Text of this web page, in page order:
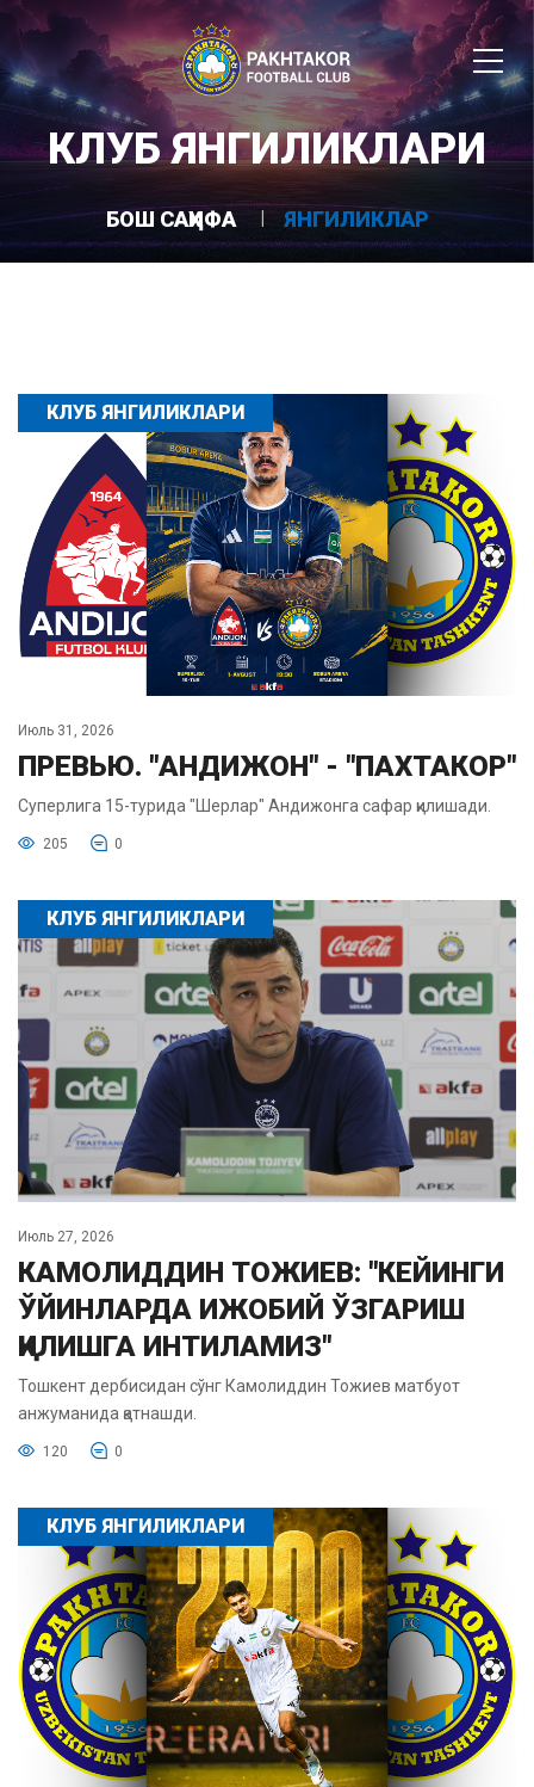
КЛУБ ЯНГИЛИКЛАРИ
БОШ САҲИФА ЯНГИЛИКЛАР
КЛУБ ЯНГИЛИКЛАРИ
Июль 31, 2026
ПРЕВЬЮ. "АНДИЖОН" - "ПАХТАКОР"
Суперлига 15-турида "Шерлар" Андижонга сафар қилишади.
205 0
КЛУБ ЯНГИЛИКЛАРИ
Июль 27, 2026
КАМОЛИДДИН ТОЖИЕВ: "КЕЙИНГИ
ЎЙИНЛАРДА ИЖОБИЙ ЎЗГАРИШ
ҚИЛИШГА ИНТИЛАМИЗ"
Тошкент дербисидан сўнг Камолиддин Тожиев матбуот
анжуманида қатнашди.
120 0
КЛУБ ЯНГИЛИКЛАРИ